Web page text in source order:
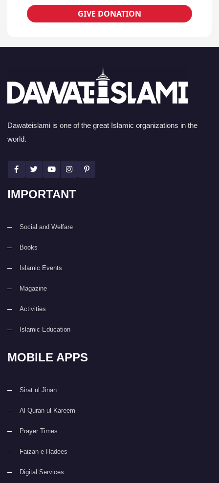
GIVE DONATION
Dawateislami is one of the great Islamic organizations in the
world.
IMPORTANT
Social and Welfare
Books
Islamic Events
Magazine
Activities
Islamic Education
MOBILE APPS
Sirat ul Jinan
Al Quran ul Kareem
Prayer Times
Faizan e Hadees
Digital Services